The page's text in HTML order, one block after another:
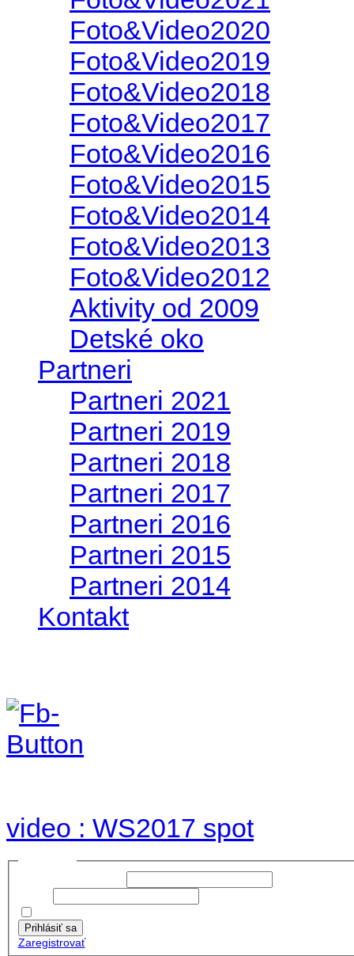
Foto&Video2020
Foto&Video2019
Foto&Video2018
Foto&Video2017
Foto&Video2016
Foto&Video2015
Foto&Video2014
Foto&Video2013
Foto&Video2012
Aktivity od 2009
Detské oko
Partneri
Partneri 2021
Partneri 2019
Partneri 2018
Partneri 2017
Partneri 2016
Partneri 2015
Partneri 2014
Kontakt
video : WS2017 spot
Prihlásiť sa
Zaregistrovať